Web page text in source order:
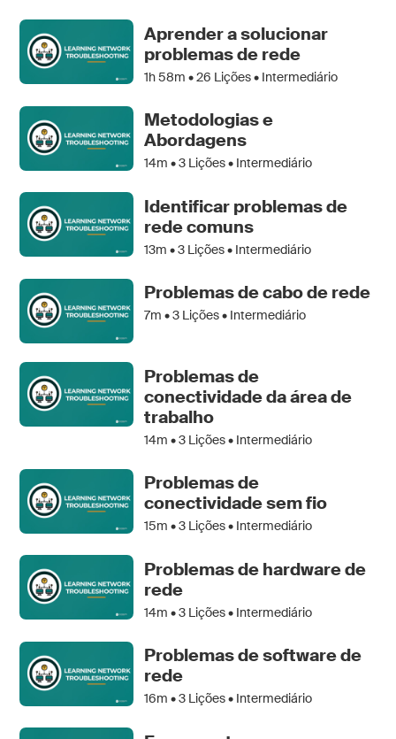
Aprender a solucionar
problemas de rede
1h 58m •26 Lições • Intermediário
Metodologias e
Abordagens
14m •3 Lições • Intermediário
Identificar problemas de
rede comuns
13m •3 Lições • Intermediário
Problemas de cabo de rede
7m •3 Lições • Intermediário
Problemas de
conectividade da área de
trabalho
14m •3 Lições • Intermediário
Problemas de
conectividade sem fio
15m •3 Lições • Intermediário
Problemas de hardware de
rede
14m •3 Lições • Intermediário
Problemas de software de
rede
16m •3 Lições • Intermediário